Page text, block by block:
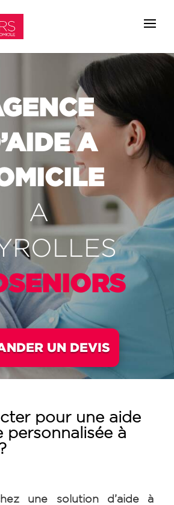
A
A
UN DEVIS
pour une aide
personnalisée à
une solution d’aide à